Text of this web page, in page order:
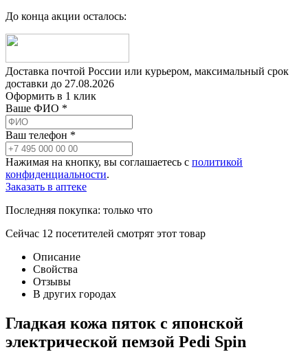
До конца акции осталось:
Доставка почтой России или курьером, максимальный срок
доставки до 27.08.2026
Оформить в 1 клик
Ваше ФИО *
Ваш телефон *
Нажимая на кнопку, вы соглашаетесь с политикой
конфиденциальности.
Заказать в аптеке
Последняя покупка: только что
Сейчас 12 посетителей смотрят этот товар
Описание
Свойства
Отзывы
В других городах
Гладкая кожа пяток с японской
электрической пемзой Pedi Spin